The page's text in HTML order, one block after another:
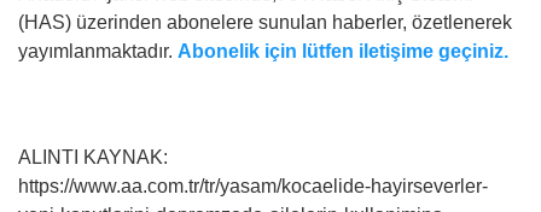
(HAS) üzerinden abonelere sunulan haberler, özetlenerek
yayımlanmaktadır. Abonelik için lütfen iletişime geçiniz.
ALINTI KAYNAK:
https://www.aa.com.tr/tr/yasam/kocaelide-hayirseverler-